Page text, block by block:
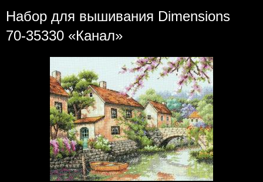
Набор для вышивания Dimensions
70-35330 «Канал»